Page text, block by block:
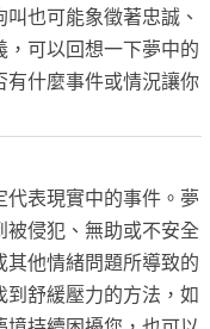
也可能象徵著忠誠、
可以回想一下夢中的
有什麼事件或情況讓你
代表現實中的事件。夢
被侵犯、無助或不安全
其他情緒問題所導致的
舒緩壓力的方法，如